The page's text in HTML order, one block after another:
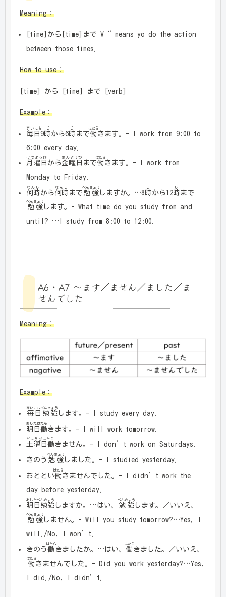
Meaning：
[time]から[time]まで V“ means yo do the action
between those times.
How to use：
[time] から [time] まで [verb]
Example：
毎日9時
まいにち じ
から6時
じ
まで働
はたら
きます。- I work from 9:00 to
6:00 every day.
月曜日
げつようび
から金曜日
きんようび
まで働
はたら
きます。- I work from
Monday to Friday.
何時
なんじ
から何時
なんじ
まで 勉強
べんきょう
しますか。…8 時
じ
から12時
じ
まで
勉強
べんきょう
します。- What time do you study from and
until? …I study from 8:00 to 12:00.
A6・A7 ～ます／ません／ました／ま
せんでした
Meaning：
Example：
毎日勉強
まいにちべんきょう
します。- I study every day.
明日働
あしたはたら
きます。- I will work tomorrow.
土曜日働
どようびはたら
きません。- I don’t work on Saturdays.
きのう 勉強
べんきょう
しました。- I studied yesterday.
おととい働
はたら
きませんでした。- I didn’t work the
day before yesterday.
明日勉強
あしたべんきょう
しますか。…はい、 勉強
べんきょう
します。／いいえ、
勉強
べんきょう
しません。- Will you study tomorrow?…Yes, I
will./No, I won’t.
きのう働
はたら
きましたか。…はい、 働
はたら
きました。／いいえ、
働
はたら
きませんでした。- Did you work yesterday?…Yes,
I did./No, I didn’t.